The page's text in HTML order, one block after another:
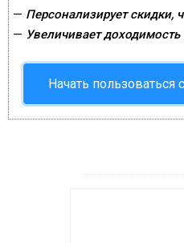
— Персонализирует скидки,
— Увеличивает
Начать пользоваться